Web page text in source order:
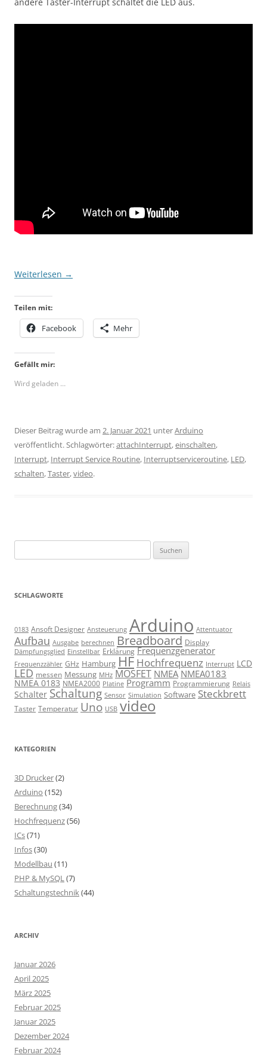
Weiterlesen →
Teilen mit:
Facebook Mehr
Gefällt mir:
Wird geladen …
Dieser Beitrag wurde am 2. Januar 2021 unterArduino
veröffentlicht. Schlagwörter:attachInterrupt,einschalten,
Interrupt, Interrupt Service Routine, Interruptserviceroutine, LED,
schalten,Taster,video.
nach:
SCHLAGWORTE
0183 Ansoft Designer Ansteuerung Arduino Attentuator
Aufbau Ausgabe berechnen Breadboard Display
Dämpfungsglied Einstellbar Erklärung Frequenzgenerator
Frequenzzähler GHz Hamburg HF Hochfrequenz Interrupt LCD
LED messen Messung MHz MOSFET NMEA NMEA0183
NMEA 0183 NMEA2000 Platine Programm Programmierung Relais
Schalter Schaltung Sensor Simulation Software Steckbrett
Taster Temperatur Uno USB video
KATEGORIEN
3D Drucker(2)
Arduino (152)
Berechnung(34)
Hochfrequenz(56)
ICs(71)
Infos(30)
Modellbau (11)
PHP & MySQL(7)
Schaltungstechnik(44)
ARCHIV
Januar 2026
April 2025
März 2025
Februar 2025
Januar 2025
Dezember 2024
Februar 2024